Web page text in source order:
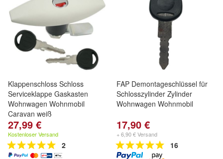
Klappenschloss Schloss
Serviceklappe Gaskasten
Wohnwagen Wohnmobil
Caravan weiß
27,99 €
Kostenloser Versand
2
FAP Demontageschlüssel für
Schlosszylinder Zylinder
Wohnwagen Wohnmobil
17,90 €
+ 6,90 € Versand
16